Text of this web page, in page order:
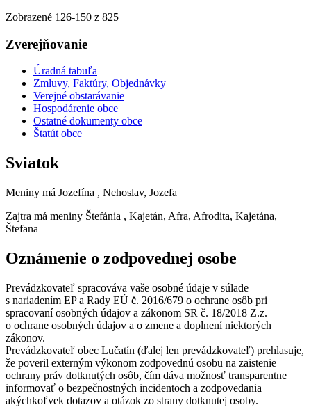
Zobrazené 126-150 z 825
Zverejňovanie
Úradná tabuľa
Zmluvy, Faktúry, Objednávky
Verejné obstarávanie
Hospodárenie obce
Ostatné dokumenty obce
Štatút obce
Sviatok
Meniny má Jozefína , Nehoslav, Jozefa
Zajtra má meniny Štefánia , Kajetán, Afra, Afrodita, Kajetána,
Štefana
Oznámenie o zodpovednej osobe
Prevádzkovateľ spracováva vaše osobné údaje v súlade
s nariadením EP a Rady EÚ č. 2016/679 o ochrane osôb pri
spracovaní osobných údajov a zákonom SR č. 18/2018 Z.z.
o ochrane osobných údajov a o zmene a doplnení niektorých
zákonov.
Prevádzkovateľ obec Lučatín (ďalej len prevádzkovateľ) prehlasuje,
že poveril externým výkonom zodpovednú osobu na zaistenie
ochrany práv dotknutých osôb, čím dáva možnosť transparentne
informovať o bezpečnostných incidentoch a zodpovedania
akýchkoľvek dotazov a otázok zo strany dotknutej osoby.